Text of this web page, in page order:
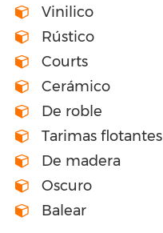
Vinilico
Rústico
Courts
Cerámico
De roble
Tarimas flotantes
De madera
Oscuro
Balear